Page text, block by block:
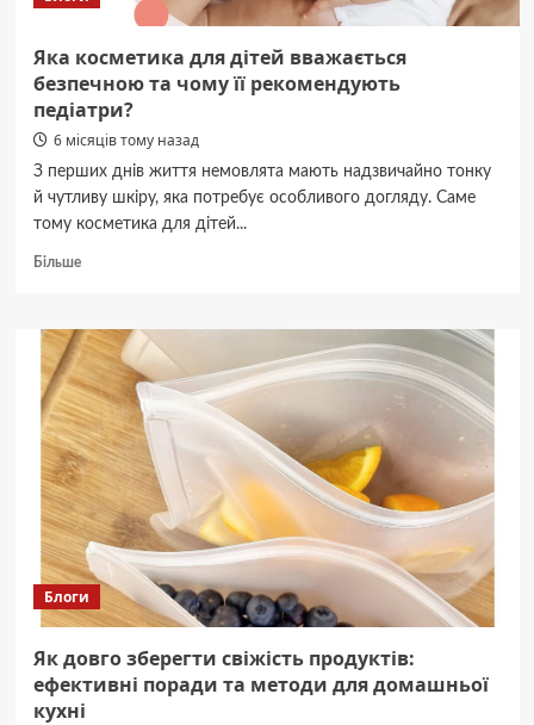
збиває
з
ніг
Яка косметика для дітей вважається
безпечною та чому її рекомендують
педіатри?
6 місяців тому назад
З перших днів життя немовлята мають надзвичайно тонку
й чутливу шкіру, яка потребує особливого догляду. Саме
тому косметика для дітей...
БільшеДокладніше
косметика
для
дітей
вважається
безпечною
та
чому
її
рекомендують
педіатри?
Блоги
Як довго зберегти свіжість продуктів:
ефективні поради та методи для домашньої
кухні